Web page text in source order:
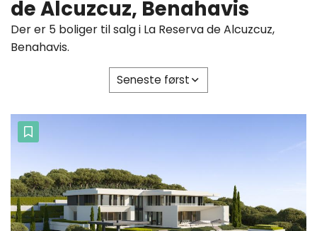
de Alcuzcuz, Benahavis
Der er 5 boliger til salg i La Reserva de Alcuzcuz,
Benahavis.
Seneste først